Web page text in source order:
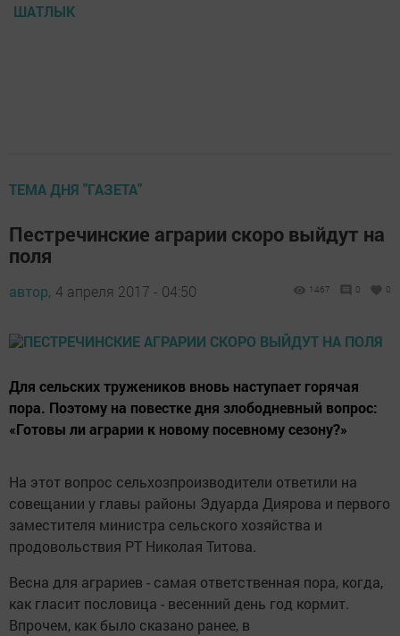
ШАТЛЫК
ТЕМА ДНЯ "ГАЗЕТА"
Пестречинские аграрии скоро выйдут на
поля
автор, 4 апреля 2017 - 04:50 1467 0 0
Для сельских тружеников вновь наступает горячая
пора. Поэтому на повестке дня злободневный вопрос:
«Готовы ли аграрии к новому посевному сезону?»
На этот вопрос сельхозпроизводители ответили на
совещании у главы районы Эдуарда Диярова и первого
заместителя министра сельского хозяйства и
продовольствия РТ Николая Титова.
Весна для аграриев - самая ответственная пора, когда,
как гласит пословица - весенний день год кормит.
Впрочем, как было сказано ранее, в